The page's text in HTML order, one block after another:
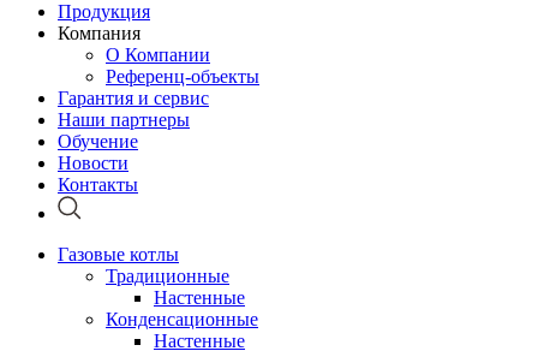
Продукция
Компания
О Компании
Референц-объекты
Гарантия и сервис
Наши партнеры
Обучение
Новости
Контакты
Газовые котлы
Традиционные
Настенные
Конденсационные
Настенные